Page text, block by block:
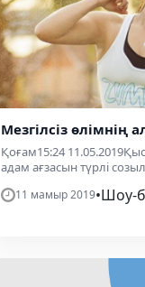
Мезгілсіз өлімнің
Қоғам15:24
адам ағзасын түрлі
11 мамыр 2019•Шоу-